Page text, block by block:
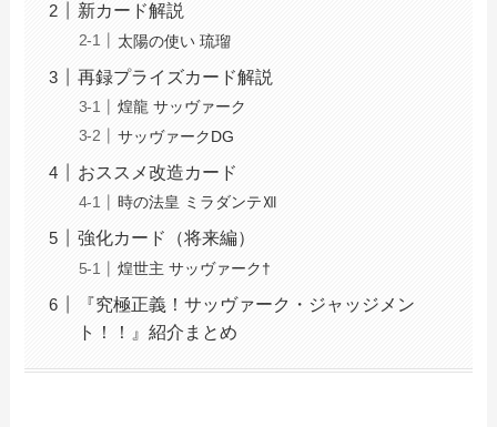
新カード解説
太陽の使い 琉瑠
再録プライズカード解説
煌龍 サッヴァーク
サッヴァークDG
おススメ改造カード
時の法皇 ミラダンテⅫ
強化カード（将来編）
煌世主 サッヴァーク†
『究極正義！サッヴァーク・ジャッジメン
ト！！』紹介まとめ